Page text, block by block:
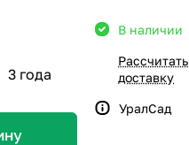
3 года
В наличии
Рассчитать
доставку
УралСад